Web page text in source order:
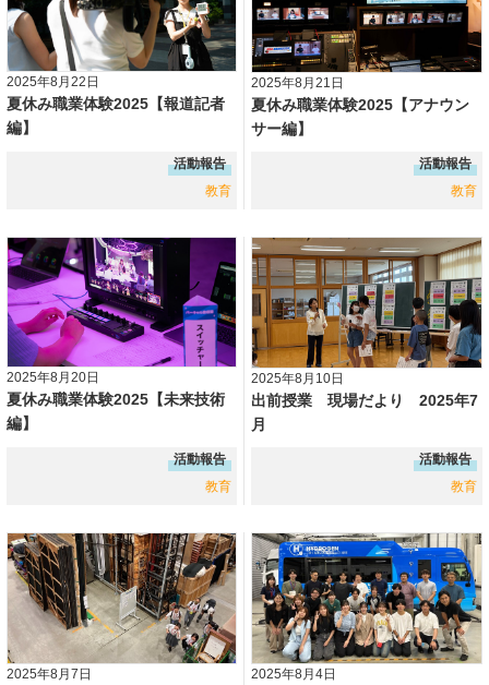
2025年8月22日
夏休み職業体験2025【報道記者
編】
活動報告
教育
2025年8月21日
夏休み職業体験2025【アナウン
サー編】
活動報告
教育
2025年8月20日
夏休み職業体験2025【未来技術
編】
活動報告
教育
2025年8月10日
出前授業 現場だより 2025年7
月
活動報告
教育
2025年8月7日 2025年8月4日